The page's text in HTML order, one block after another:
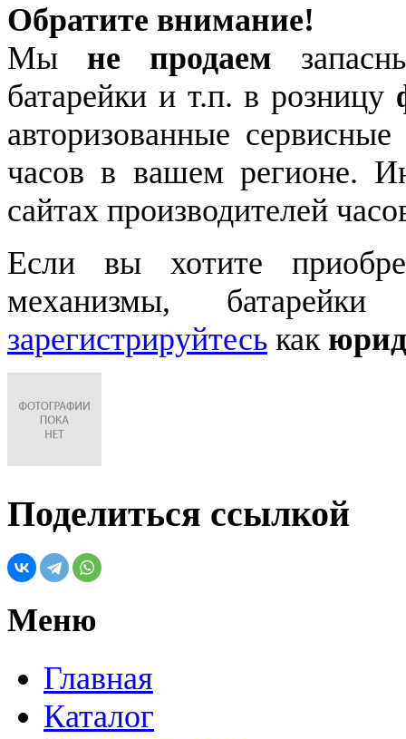
Обратите внимание!
Мы не продаем
батарейки и т.п. в розницу
авторизованные
часов в вашем регионе.
сайтах производителей
Если вы хотите
механизмы,
зарегистрируйтесь как
Поделиться ссылкой
Меню
Главная
Каталог